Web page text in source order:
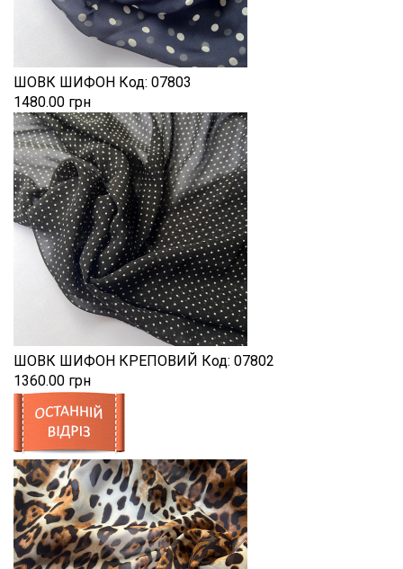
ШОВК ШИФОН Код: 07803
1480.00 грн
ШОВК ШИФОН КРЕПОВИЙ Код: 07802
1360.00 грн